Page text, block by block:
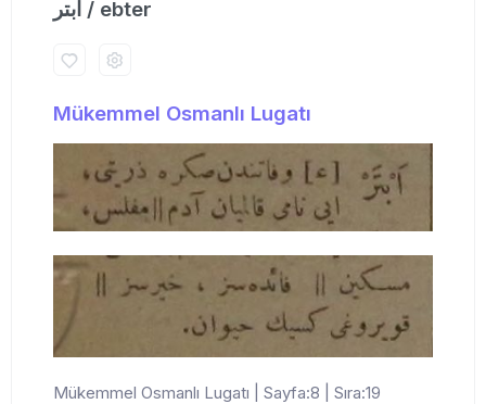
ابتر / ebter
Mükemmel Osmanlı Lugatı
Mükemmel Osmanlı Lugatı | Sayfa:8 | Sıra:19